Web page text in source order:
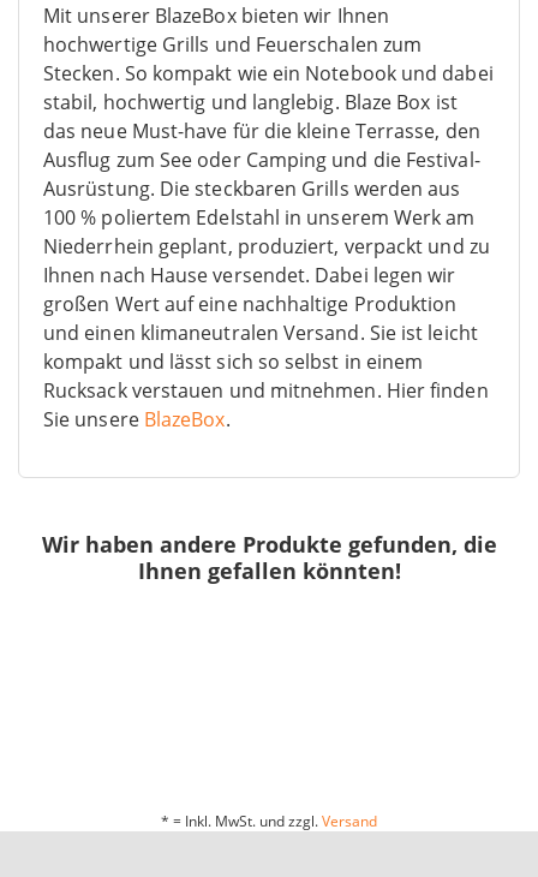
Mit unserer BlazeBox bieten wir Ihnen
hochwertige Grills und Feuerschalen zum
Stecken. So kompakt wie ein Notebook und dabei
stabil, hochwertig und langlebig. Blaze Box ist
das neue Must-have für die kleine Terrasse, den
Ausflug zum See oder Camping und die Festival-
Ausrüstung. Die steckbaren Grills werden aus
100 % poliertem Edelstahl in unserem Werk am
Niederrhein geplant, produziert, verpackt und zu
Ihnen nach Hause versendet. Dabei legen wir
großen Wert auf eine nachhaltige Produktion
und einen klimaneutralen Versand. Sie ist leicht
kompakt und lässt sich so selbst in einem
Rucksack verstauen und mitnehmen. Hier finden
Sie unsere BlazeBox.
Wir haben andere Produkte gefunden, die
Ihnen gefallen könnten!
* = Inkl. MwSt. und zzgl.Versand